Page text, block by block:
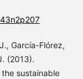
García-Flórez,
(2013).
sustainable